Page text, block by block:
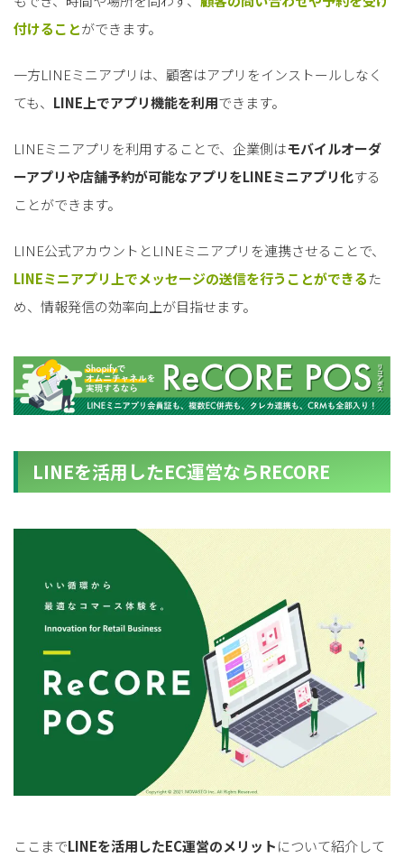
付けることができます。
一方LINEミニアプリは、顧客はアプリをインストールしなく
ても、 LINE上でアプリ機能を利用できます。
LINEミニアプリを利用することで、企業側はモバイルオーダ
ーアプリや店舗予約が可能なアプリをLINEミニアプリ化する
ことができます。
LINE公式アカウントとLINEミニアプリを連携させることで、
LINEミニアプリ上でメッセージの送信を行うことができるた
め、情報発信の効率向上が目指せます。
LINEを活用したEC運営ならRECORE
ここまでLINEを活用したEC運営のメリットについて紹介して